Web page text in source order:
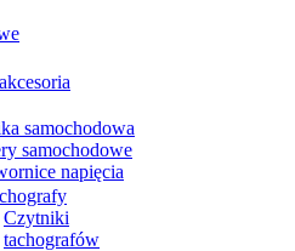
samochodowa
samochodowe
napięcia
Czytniki
tachografów